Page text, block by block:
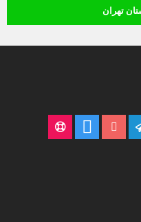
تهران